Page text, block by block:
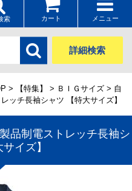
索 カート メニュー
詳細検索
> 【特集】 > ＢＩＧサイズ > 自
ッチ長袖シャツ 【特大サイズ】
品制電ストレッチ長袖シ
イズ】